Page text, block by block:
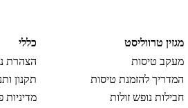
מגזין טרווליסט
מעקב טיסות
המדריך להזמנת טיסות
חבילות נופש זולות
כללי
הצהרת
תקנון
מדיניות